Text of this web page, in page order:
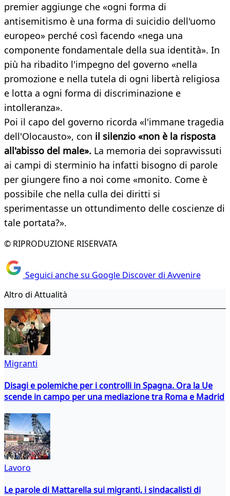
premier aggiunge che «ogni forma di
antisemitismo è una forma di suicidio dell'uomo
europeo» perché così facendo «nega una
componente fondamentale della sua identità». In
più ha ribadito l'impegno del governo «nella
promozione e nella tutela di ogni libertà religiosa
e lotta a ogni forma di discriminazione e
intolleranza».
Poi il capo del governo ricorda «l'immane tragedia
dell'Olocausto», con il silenzio «non è la risposta
all'abisso del male». La memoria dei sopravvissuti
ai campi di sterminio ha infatti bisogno di parole
per giungere fino a noi come «monito. Come è
possibile che nella culla dei diritti si
sperimentasse un ottundimento delle coscienze di
tale portata?».
© RIPRODUZIONE RISERVATA
Seguici anche su Google Discover di Avvenire
Altro di Attualità
Migranti
Disagi e polemiche per i controlli in Spagna. Ora la Ue
scende in campo per una mediazione tra Roma e Madrid
Lavoro
Le parole di Mattarella sui migranti, i sindacalisti di